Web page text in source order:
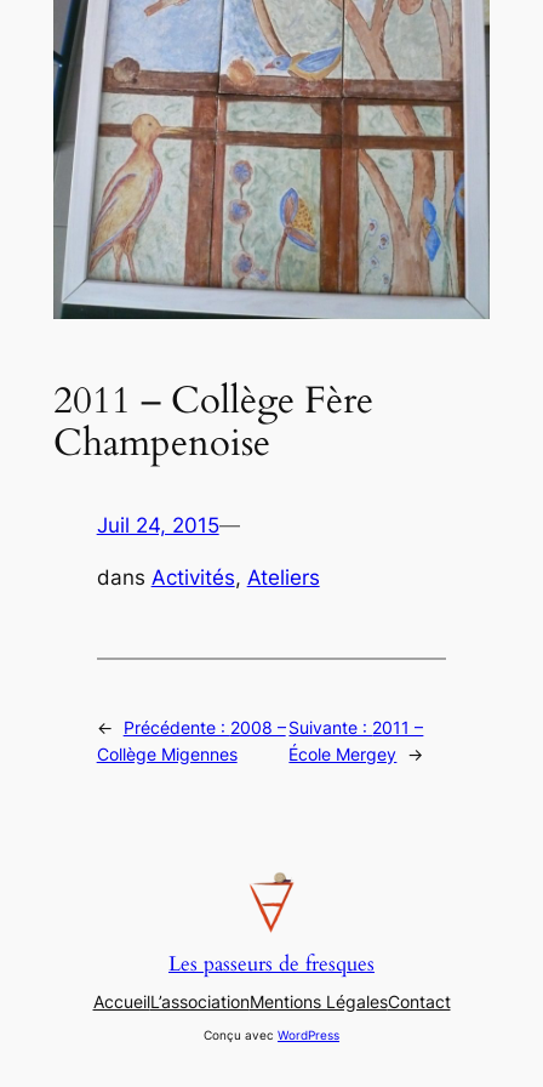
2011 – Collège Fère
Champenoise
Juil 24, 2015—
dans Activités, Ateliers
← Précédente : 2008 –
Collège Migennes
Suivante : 2011 –
École Mergey →
Les passeurs de fresques
AccueilL’associationMentions LégalesContact
Conçu avec WordPress